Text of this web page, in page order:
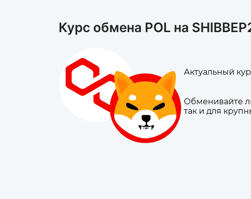
Курс обмена POL на
Актуальный
Обменивайте
так и для